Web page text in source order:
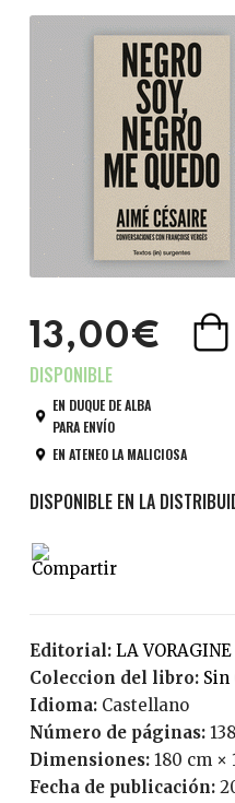
13,00€
EN DUQUE DE ALBA
PARA ENVÍO
EN ATENEO LA MALICIOSA
Editorial:
LA VORAGINE
Coleccion del libro:
Idioma:
Castellano
Número de páginas: 138
Dimensiones: 180 cm ×
Fecha de publicación: